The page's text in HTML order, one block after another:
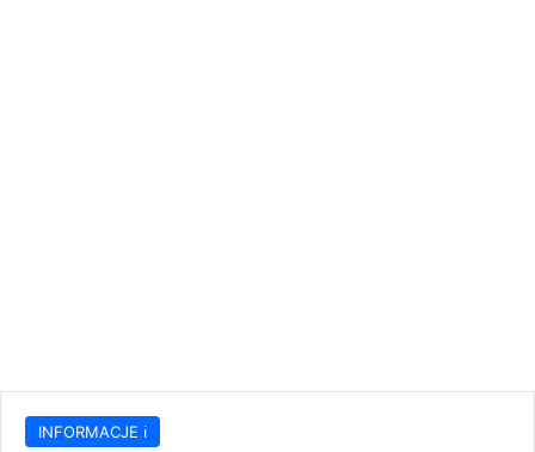
INFORMACJE ℹ️